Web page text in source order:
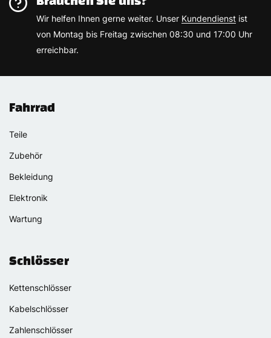
Wir helfen Ihnen gerne weiter. Unser Kundendienst ist
von Montag bis Freitag zwischen 08:30 und 17:00 Uhr
erreichbar.
Fahrrad
Teile
Zubehör
Bekleidung
Elektronik
Wartung
Schlösser
Kettenschlösser
Kabelschlösser
Zahlenschlösser